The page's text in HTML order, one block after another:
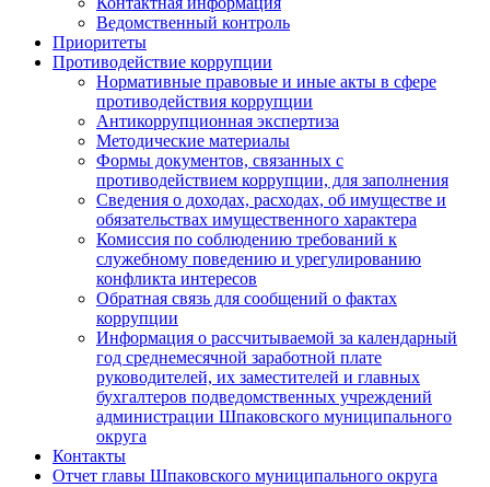
Ведомственный контроль
Приоритеты
Противодействие коррупции
Нормативные правовые и иные акты в сфере
противодействия коррупции
Антикоррупционная экспертиза
Методические материалы
Формы документов, связанных с
противодействием коррупции, для заполнения
Сведения о доходах, расходах, об имуществе и
обязательствах имущественного характера
Комиссия по соблюдению требований к
служебному поведению и урегулированию
конфликта интересов
Обратная связь для сообщений о фактах
коррупции
Информация о рассчитываемой за календарный
год среднемесячной заработной плате
руководителей, их заместителей и главных
бухгалтеров подведомственных учреждений
администрации Шпаковского муниципального
округа
Контакты
Отчет главы Шпаковского муниципального округа